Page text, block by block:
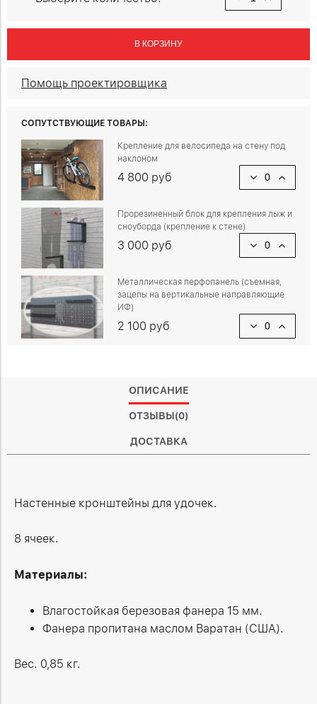
В КОРЗИНУ
Помощь проектировщика
СОПУТСТВУЮЩИЕ ТОВАРЫ:
Крепление для велосипеда на стену под
наклоном
4 800 руб
Прорезиненный блок для крепления лыж и
сноуборда (крепление к стене)
3 000 руб
Металлическая перфопанель (съемная,
зацепы на вертикальные направляющие
ИФ)
2 100 руб
ОПИСАНИЕ
ОТЗЫВЫ(0)
ДОСТАВКА
Настенные кронштейны для удочек.
8 ячеек.
Материалы:
Влагостойкая березовая фанера 15 мм.
Фанера пропитана маслом Варатан (США).
Вес. 0,85 кг.